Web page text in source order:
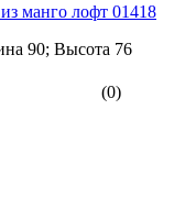
манго лофт 01418
90; Высота 76
(0)